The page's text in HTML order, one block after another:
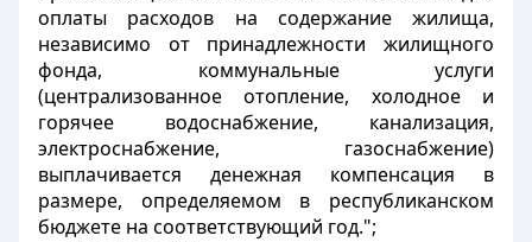
оплаты расходов на содержание жилища,
независимо от принадлежности жилищного
фонда, коммунальные услуги
(централизованное отопление, холодное и
горячее водоснабжение, канализация,
электроснабжение, газоснабжение)
выплачивается денежная компенсация в
размере, определяемом в республиканском
бюджете на соответствующий год.";